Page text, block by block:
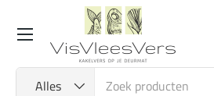
Ga naar inhoud
Zoeken
Alles
Menu